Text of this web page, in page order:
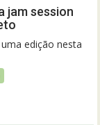
jam session
edição nesta